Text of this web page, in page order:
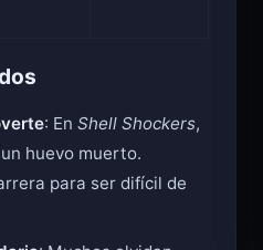
: EnShell Shockers,
huevo muerto.
para ser difícil de